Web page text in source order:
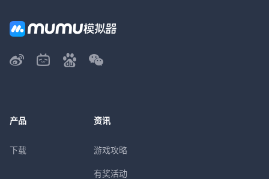
产品
下载
资讯
游戏攻略
有奖活动